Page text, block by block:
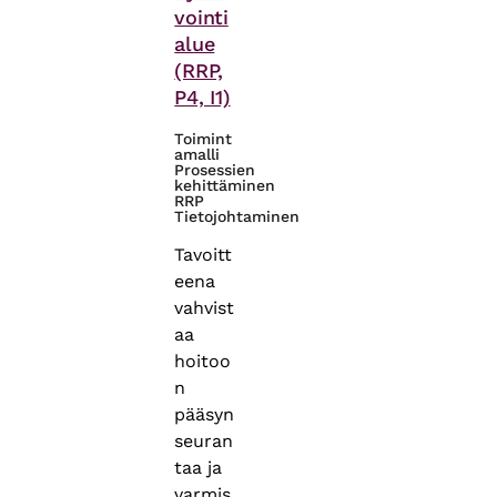
vointi
alue
(RRP,
P4, I1)
Toimint
amalli
Prosessien
kehittäminen
RRP
Tietojohtaminen
Tavoitt
eena
vahvist
aa
hoitoo
n
pääsyn
seuran
taa ja